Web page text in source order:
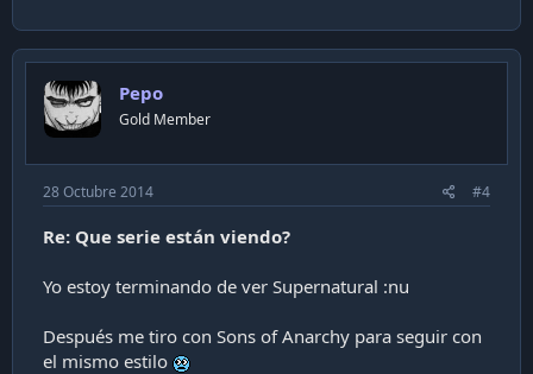
Pepo
Gold Member
28 Octubre 2014 #4
Re: Que serie están viendo?
Yo estoy terminando de ver Supernatural :nu
Después me tiro con Sons of Anarchy para seguir con
el mismo estilo